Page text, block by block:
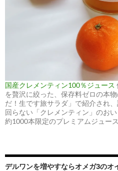
国産クレメンティン100％ジュース
を贅沢に絞った、保存料ゼロの本
だ！生です旅サラダ」で紹介され
回らない「クレメンティン」のお
約1000本限定のプレミアムジュー
デルワンを増やすならオメガ3のオ